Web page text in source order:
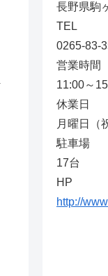
長野県駒
TEL
0265-83-
営業時間
11:00～
休業日
月曜日（
駐車場
17台
HP
http://